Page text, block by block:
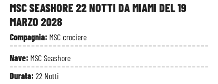
MSC SEASHORE 22 NOTTI DA MIAMI DEL 19
MARZO 2028
Compagnia: MSC crociere
Nave: MSC Seashore
Durata:22 Notti